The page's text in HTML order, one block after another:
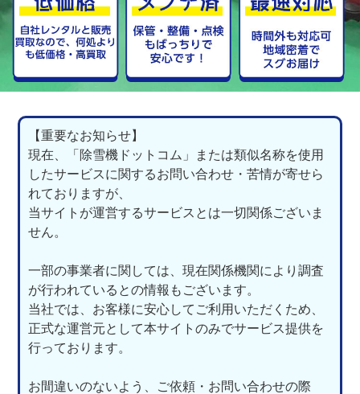
【重要なお知らせ】
現在、「除雪機ドットコム」または類似名称を使用
したサービスに関するお問い合わせ・苦情が寄せら
れておりますが、
当サイトが運営するサービスとは一切関係ございま
せん。
一部の事業者に関しては、現在関係機関により調査
が行われているとの情報もございます。
当社では、お客様に安心してご利用いただくため、
正式な運営元として本サイトのみでサービス提供を
行っております。
お間違いのないよう、ご依頼・お問い合わせの際